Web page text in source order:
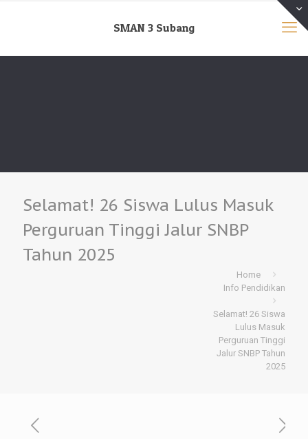
SMAN 3 Subang
Selamat! 26 Siswa Lulus Masuk
Perguruan Tinggi Jalur SNBP
Tahun 2025
Home
Info Pendidikan
Selamat! 26 Siswa
Lulus Masuk
Perguruan Tinggi
Jalur SNBP Tahun
2025